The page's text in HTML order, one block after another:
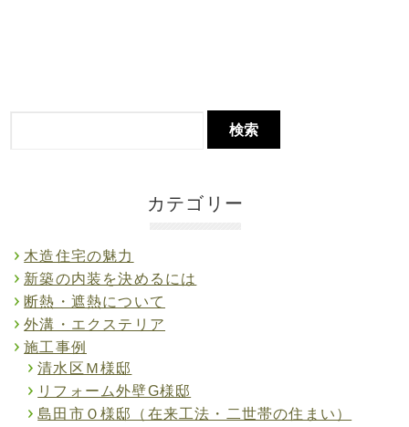
カテゴリー
木造住宅の魅力
新築の内装を決めるには
断熱・遮熱について
外溝・エクステリア
施工事例
清水区Ｍ様邸
リフォーム外壁G様邸
島田市Ｏ様邸（在来工法・二世帯の住まい）